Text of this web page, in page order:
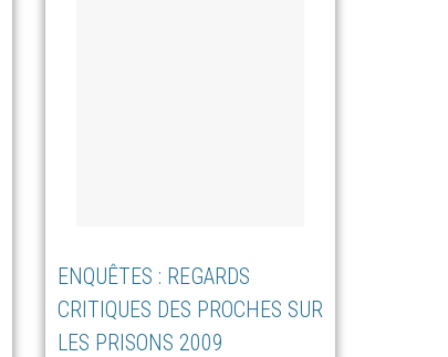
ENQUÊTES : REGARDS
CRITIQUES DES PROCHES SUR
LES PRISONS 2009